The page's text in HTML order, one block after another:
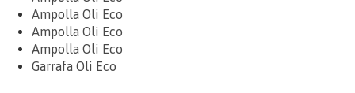
Ampolla Oli Eco
Ampolla Oli Eco
Ampolla Oli Eco
Garrafa Oli Eco